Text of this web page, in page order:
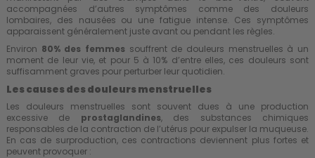
accompagnées d’autres symptômes comme des douleurs
lombaires, des nausées ou une fatigue intense. Ces symptômes
apparaissent généralement juste avant ou pendant les règles.
Environ 80% des femmes souffrent de douleurs menstruelles à un
moment de leur vie, et pour 5 à 10% d’entre elles, ces douleurs sont
suffisamment graves pour perturber leur quotidien.
Les causes des douleurs menstruelles
Les douleurs menstruelles sont souvent dues à une production
excessive de prostaglandines, des substances chimiques
responsables de la contraction de l’utérus pour expulser la muqueuse.
En cas de surproduction, ces contractions deviennent plus fortes et
peuvent provoquer :